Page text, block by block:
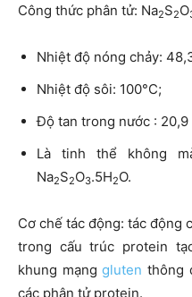
Công thức phân tử: Na2S2O
Nhiệt độ nóng chảy:
Nhiệt độ sôi: 100°C;
Độ tan trong nước : 20,9
Là tinh thể không
Na2S2O3.5H2O.
Cơ chế tác động: tác động
trong cấu trúc protein
khung mạnggluten thông
các phân tử protein.